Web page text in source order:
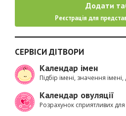
Додати
Реєстрація для
СЕРВІСИ ДІТВОРИ
Календар імен
Підбір імені, значення
Календар овуляції
Розрахунок сприятливих для